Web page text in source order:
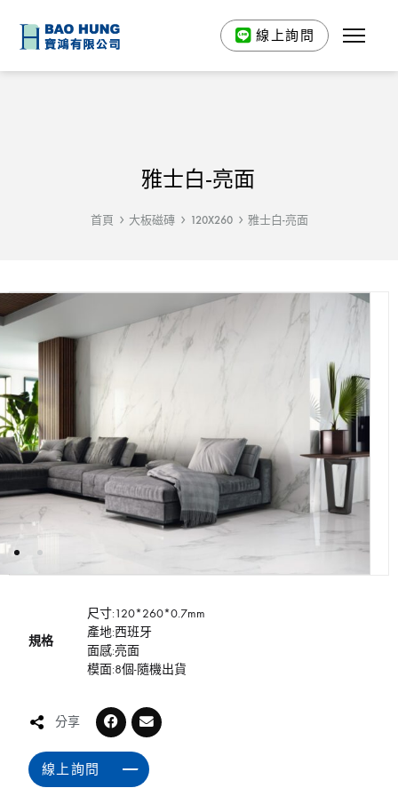
線上詢問
雅士白-亮面
首頁 大板磁磚 120X260 雅士白-亮面
規格
尺寸:120*260*0.7mm
產地:西班牙
面感:亮面
模面:8個-隨機出貨
分享
線上詢問